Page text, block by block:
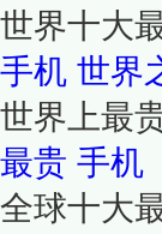
世界十大
手机 世界
世界上最
最贵 手机
全球十大